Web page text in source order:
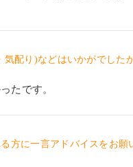
配り)などはいかがでした
たです。
方に一言アドバイスをお願